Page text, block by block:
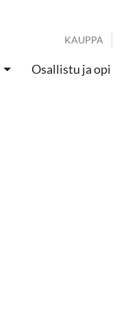
KAUPPA
Osallistu ja opi